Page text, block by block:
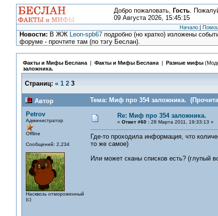
Добро пожаловать, Гость.
09 Августа 2026, 15:45:15
Начало |
Новости: В ЖЖ Leon-spb67 подробно (но кратко) изложены
форуме - прочтите там (по тэгу Беслан).
Факты и Мифы Беслана| Факты и Мифы Беслана| Разные мифы
заложника.
Страниц: « 1 2 3
Автор
Тема: Миф про 354 заложника.
Petrov
Администратор
Offline
Сообщений: 2,234
Насквозь отмороженный
(с)
Re: Миф про 354 заложника.
« Ответ #60 :28 Марта 2011, 19:33:13 »
Где-то проходила информация, что
то же самое)
Или может сканы списков есть? (глупый